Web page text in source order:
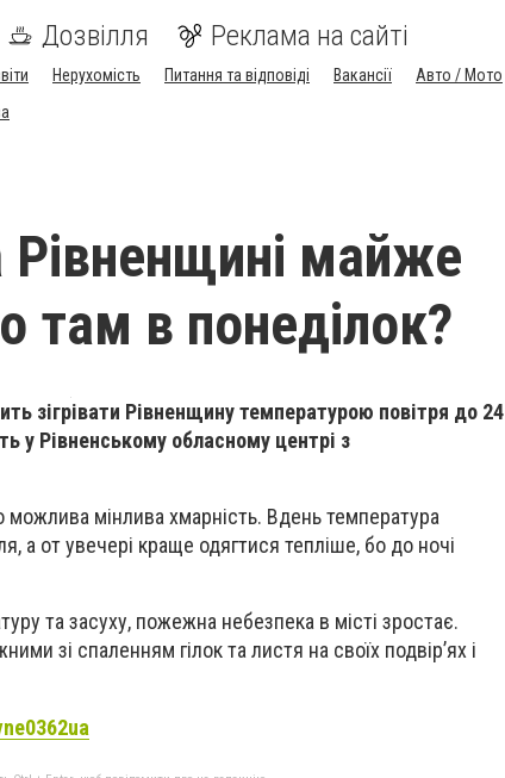
Дозвілля Реклама на сайті
Нерухомість Питання та відповіді Вакансії
Авто / Мото
Рівненщині майже
там в понеділок?
зігрівати Рівненщину температурою повітря до 24
у Рівненському обласному центрі з
можлива мінлива хмарність. Вдень температура
а от увечері краще одягтися тепліше, бо до ночі
та засуху, пожежна небезпека в місті зростає.
зі спаленням гілок та листя на своїх подвір’ях і